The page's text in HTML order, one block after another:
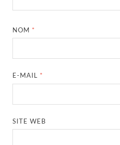
NOM *
E-MAIL *
SITE WEB